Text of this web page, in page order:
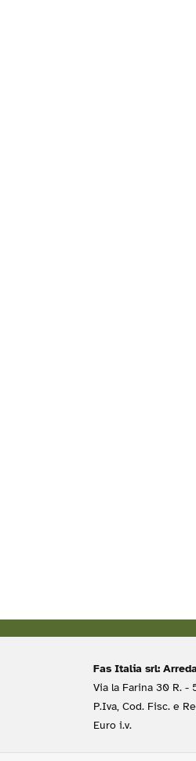
Fas Italia srl:
Via la Farina 30 R. -
P.Iva, Cod. Fisc. e
Euro i.v.